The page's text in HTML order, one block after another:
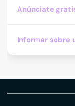
Anúnciate
Informar sobre